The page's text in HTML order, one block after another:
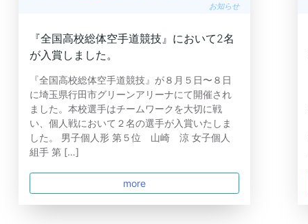
お知らせ
『全国高校総体空手道競技』において2名
が入賞しました。
『全国高校総体空手道競技』が８月５日〜８日
に埼玉県行田市グリーンアリーナにて開催され
ました。本校選手はチームワークを大切に戦
い、個人戦において２名の選手が入賞いたしま
した。 男子個人形 第５位 山崎 涼 女子個人
組手 第 […]
more